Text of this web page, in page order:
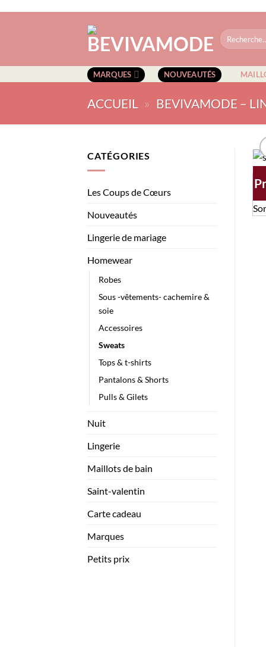
Recherche
pour :
MARQUES NOUVEAUTÉS
ACCUEIL » BEVIVAMODE –
CATÉGORIES
Les Coups de Cœurs
Nouveautés
Lingerie de mariage
Homewear
Robes
Sous -vêtements- cachemire &
soie
Accessoires
Sweats
Tops & t-shirts
Pantalons & Shorts
Pulls & Gilets
Nuit
Lingerie
Maillots de bain
Saint-valentin
Carte cadeau
Marques
Petits prix